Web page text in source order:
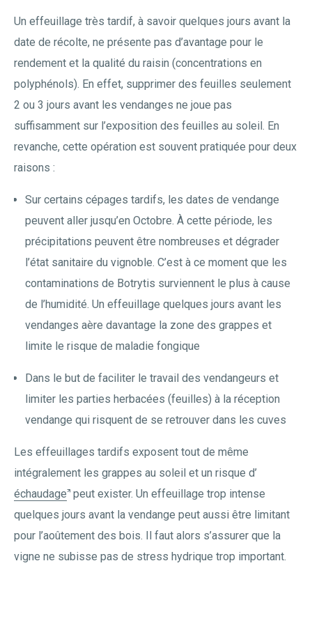
Un effeuillage très tardif, à savoir quelques jours avant la
date de récolte, ne présente pas d’avantage pour le
rendement et la qualité du raisin (concentrations en
polyphénols). En effet, supprimer des feuilles seulement
2 ou 3 jours avant les vendanges ne joue pas
suffisamment sur l’exposition des feuilles au soleil. En
revanche, cette opération est souvent pratiquée pour deux
raisons :
Sur certains cépages tardifs, les dates de vendange
peuvent aller jusqu’en Octobre. À cette période, les
précipitations peuvent être nombreuses et dégrader
l’état sanitaire du vignoble. C’est à ce moment que les
contaminations de Botrytis surviennent le plus à cause
de l’humidité. Un effeuillage quelques jours avant les
vendanges aère davantage la zone des grappes et
limite le risque de maladie fongique
Dans le but de faciliter le travail des vendangeurs et
limiter les parties herbacées (feuilles) à la réception
vendange qui risquent de se retrouver dans les cuves
Les effeuillages tardifs exposent tout de même
intégralement les grappes au soleil et un risque d’
échaudage peut exister. Un effeuillage trop intense
quelques jours avant la vendange peut aussi être limitant
pour l’aoûtement des bois. Il faut alors s’assurer que la
vigne ne subisse pas de stress hydrique trop important.